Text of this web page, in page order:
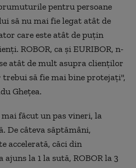
pentru persoane
să nu mai fie legat atât de
care este atât de puţin
ROBOR, ca şi EURIBOR, n-
atât de mult asupra clienţilor
trebui să fie mai bine protejaţi",
Gheţea.
făcut un pas vineri, la
De câteva săptămâni,
accelerată, căci din
ajuns la 1 la sută, ROBOR la 3